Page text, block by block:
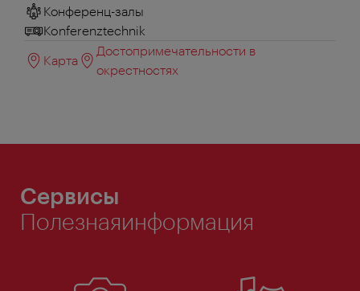
Конференц-залы
Konferenztechnik
Карта
Достопримечательности в
окрестностях
Сервисы
Полезнаяинформация